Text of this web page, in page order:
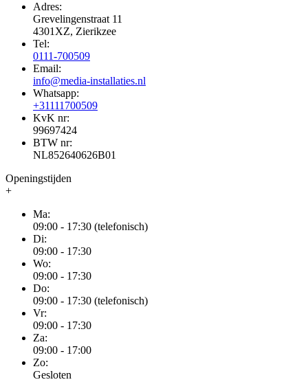
Adres:
Grevelingenstraat 11
4301XZ, Zierikzee
Tel:
0111-700509
Email:
info@media-installaties.nl
Whatsapp:
+31111700509
KvK nr:
99697424
BTW nr:
NL852640626B01
Openingstijden
+
Ma:
09:00 - 17:30 (telefonisch)
Di:
09:00 - 17:30
Wo:
09:00 - 17:30
Do:
09:00 - 17:30 (telefonisch)
Vr:
09:00 - 17:30
Za:
09:00 - 17:00
Zo:
Gesloten